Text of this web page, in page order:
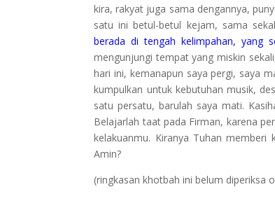
kira, rakyat juga sama dengannya,
satu ini betul-betul kejam, sama
berada di tengah kelimpahan, yang
mengunjungi tempat yang miskin
hari ini, kemanapun saya pergi, saya
kumpulkan untuk kebutuhan musik,
satu persatu, barulah saya mati.
Belajarlah taat pada Firman, karena
kelakuanmu. Kiranya Tuhan
Amin?
(ringkasan khotbah ini belum diperiksa